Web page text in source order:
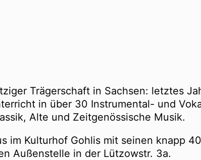
Trägerschaft in Sachsen: letztes
in über 30 Instrumental- und
Alte und Zeitgenössische Musik.
im Kulturhof Gohlis mit seinen knapp 40
Außenstelle in der Lützowstr. 3a.